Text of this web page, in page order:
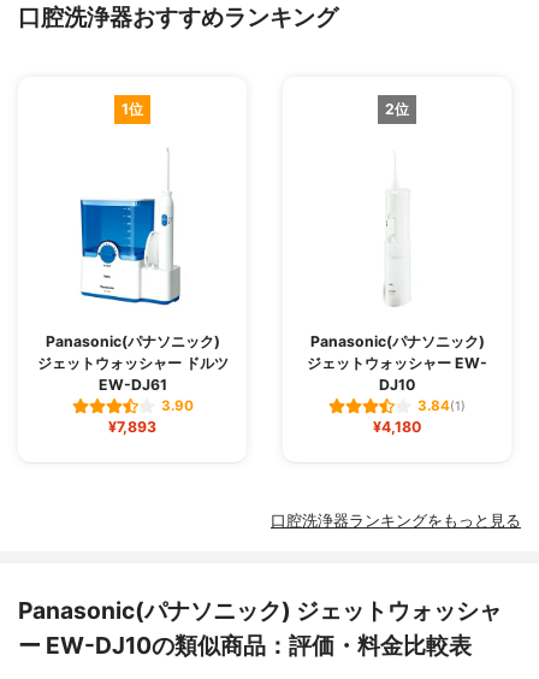
口腔洗浄器おすすめランキング
1位
Panasonic(パナソニック)
ジェットウォッシャー ドルツ
EW-DJ61
3.90
¥7,893
2位
Panasonic(パナソニック)
ジェットウォッシャー EW-
DJ10
3.84(1)
¥4,180
口腔洗浄器ランキングをもっと見る
Panasonic(パナソニック) ジェットウォッシャ
ー EW-DJ10の類似商品：評価・料金比較表